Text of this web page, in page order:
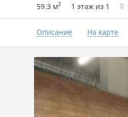
59.3 м2 1 этаж из 1
Описание На карте